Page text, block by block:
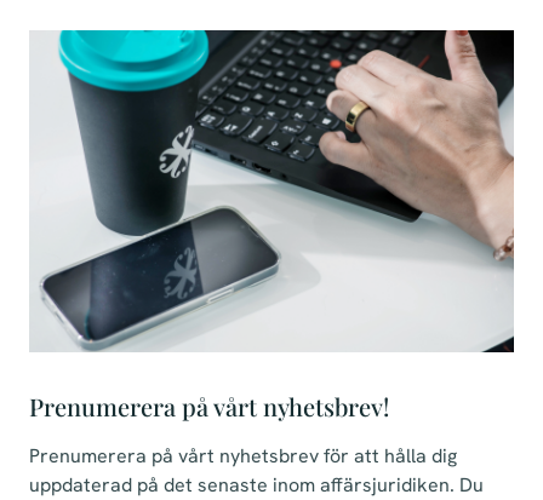
Prenumerera på vårt nyhetsbrev!
Prenumerera på vårt nyhetsbrev för att hålla dig
uppdaterad på det senaste inom affärsjuridiken. Du